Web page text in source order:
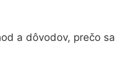
a dôvodov, prečo sa